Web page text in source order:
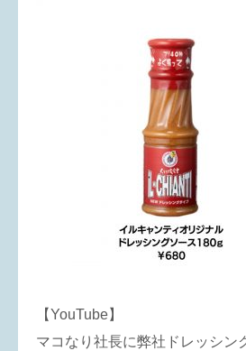
【YouTube】
マコなり社長に弊社ドレッシン